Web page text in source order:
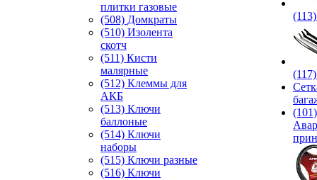
плитки газовые
(508) Домкраты
(510) Изолента
скотч
(511) Кисти
малярные
(512) Клеммы для
АКБ
(513) Ключи
баллоные
(514) Ключи
наборы
(515) Ключи разные
(516) Ключи
(101)